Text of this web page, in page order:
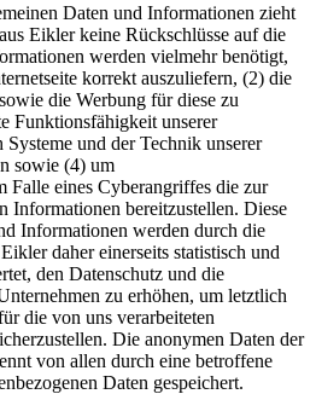
Daten und Informationen zieht
Eikler keine Rückschlüsse auf die
werden vielmehr benötigt,
korrekt auszuliefern, (2) die
die Werbung für diese zu
Funktionsfähigkeit unserer
und der Technik unserer
sowie (4) um
Falle eines Cyberangriffes die zur
Informationen bereitzustellen. Diese
Informationen werden durch die
daher einerseits statistisch und
den Datenschutz und die
zu erhöhen, um letztlich
die von uns verarbeiteten
Die anonymen Daten der
von allen durch eine betroffene
Daten gespeichert.